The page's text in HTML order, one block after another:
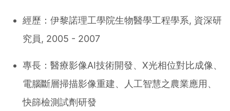
經歷：伊黎諾理工學院生物醫學工程學系, 資深研
究員, 2005 - 2007
專長：醫療影像AI技術開發、X光相位對比成像、
電腦斷層掃描影像重建、人工智慧之農業應用、
快篩檢測試劑研發